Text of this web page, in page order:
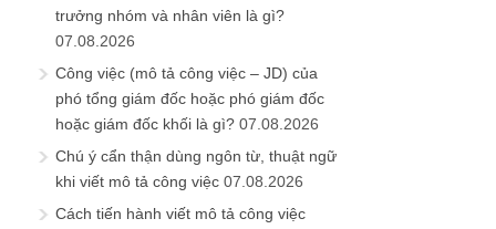
trưởng nhóm và nhân viên là gì?
07.08.2026
Công việc (mô tả công việc – JD) của
phó tổng giám đốc hoặc phó giám đốc
hoặc giám đốc khối là gì? 07.08.2026
Chú ý cẩn thận dùng ngôn từ, thuật ngữ
khi viết mô tả công việc 07.08.2026
Cách tiến hành viết mô tả công việc